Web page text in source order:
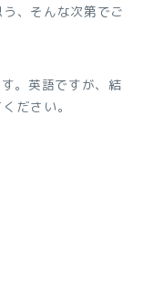
、そんな次第でご
。英語ですが、結
ださい。